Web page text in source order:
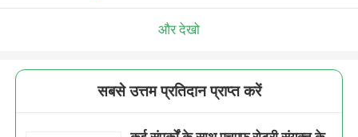
और देखो
सबसे उत्तम प्रतिदान प्राप्त करें